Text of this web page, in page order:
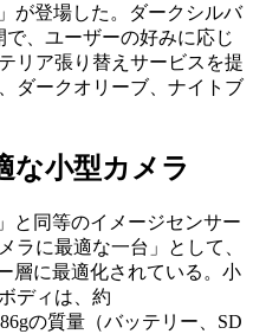
が登場した。ダークシルバ
、ユーザーの好みに応じ
リア張り替えサービスを提
ダークオリーブ、ナイトブ
な小型カメラ
と同等のイメージセンサー
ラに最適な一台」として、
層に最適化されている。小
ディは、約
の質量（バッテリー、SD